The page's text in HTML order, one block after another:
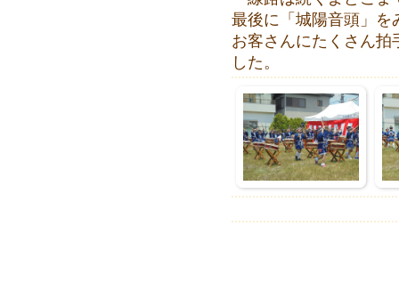
最後に「城陽音頭」を
お客さんにたくさん
した。